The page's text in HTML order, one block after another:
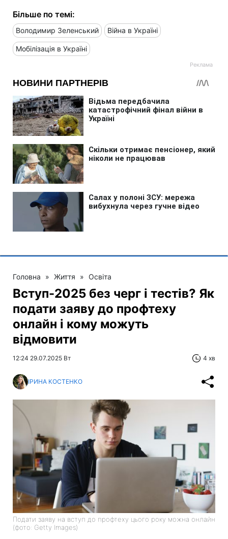
Більше по темі:
Володимир Зеленський Війна в Україні
Мобілізація в Україні
Головна » Життя » Освіта
Вступ-2025 без черг і тестів? Як
подати заяву до профтеху
онлайн і кому можуть
відмовити
12:24 29.07.2025 Вт 4 хв
ІРИНА КОСТЕНКО
Подати заяву на вступ до профтеху цього року можна онлайн
(фото: Getty Images)